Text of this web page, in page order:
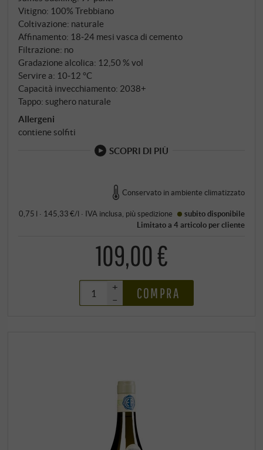
dell'Adriatico conferiscono al Trebbiano la mineralità
e la salinità che lo rendono inconfondibile. Questo
Trebbiano Abruzzese – un clone unico che si
differenzia nettamente dall'inferiore Trebbiano
Toscano – offre in questa "Selezione Vecchie Vigne"
la pura essenza di ciò che il terroir abruzzese può
produrre in un vino bianco.
Vitigno: 100% Trebbiano
Coltivazione: naturale
Affinamento: 18‑24 mesi vasca di cemento
Filtrazione: no
Gradazione alcolica: 12,50 % vol
Servire a: 10‑12 °C
Capacità invecchiamento: 2038+
Tappo: sughero naturale
Allergeni
contiene solfiti
SCOPRI DI PIÙ
Conservato in ambiente climatizzato
0,75 l · 145,33 €/l · IVA inclusa, piùspedizione
subito disponibile
Limitato a 4 articolo per cliente
109,00 €
+
–
COMPRA